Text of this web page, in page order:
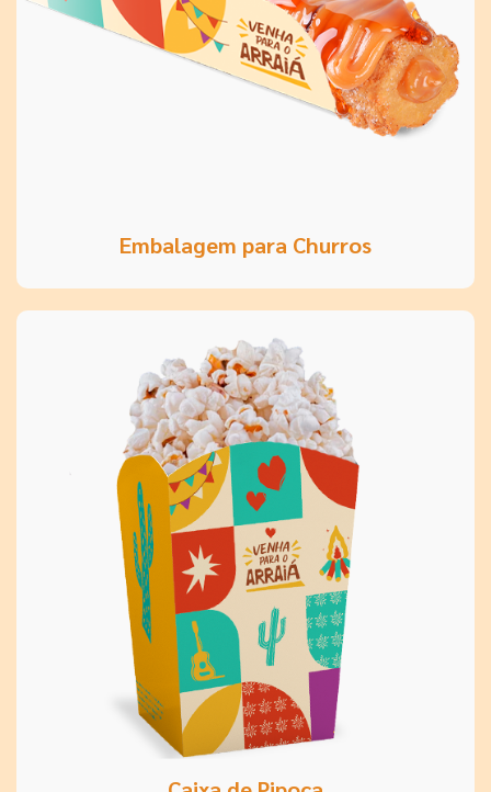
Isso aqui tá bão demais!
Embalagem para Churros